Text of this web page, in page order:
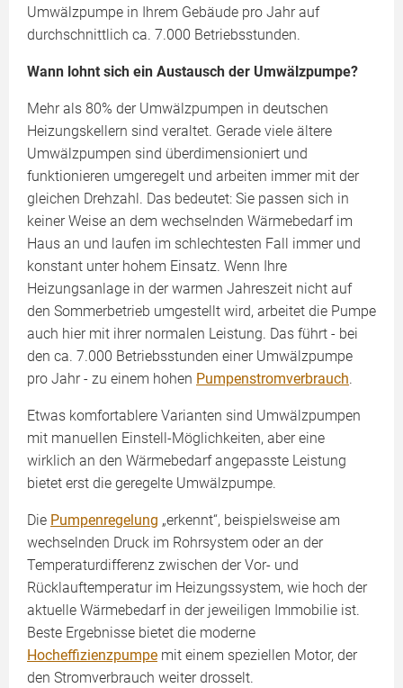
Umwälzpumpe in Ihrem Gebäude pro Jahr auf
durchschnittlich ca. 7.000 Betriebsstunden.
Wann lohnt sich ein Austausch der Umwälzpumpe?
Mehr als 80% der Umwälzpumpen in deutschen
Heizungskellern sind veraltet. Gerade viele ältere
Umwälzpumpen sind überdimensioniert und
funktionieren umgeregelt und arbeiten immer mit der
gleichen Drehzahl. Das bedeutet: Sie passen sich in
keiner Weise an dem wechselnden Wärmebedarf im
Haus an und laufen im schlechtesten Fall immer und
konstant unter hohem Einsatz. Wenn Ihre
Heizungsanlage in der warmen Jahreszeit nicht auf
den Sommerbetrieb umgestellt wird, arbeitet die Pumpe
auch hier mit ihrer normalen Leistung. Das führt - bei
den ca. 7.000 Betriebsstunden einer Umwälzpumpe
pro Jahr - zu einem hohen Pumpenstromverbrauch.
Etwas komfortablere Varianten sind Umwälzpumpen
mit manuellen Einstell-Möglichkeiten, aber eine
wirklich an den Wärmebedarf angepasste Leistung
bietet erst die geregelte Umwälzpumpe.
Die Pumpenregelung „erkennt“, beispielsweise am
wechselnden Druck im Rohrsystem oder an der
Temperaturdifferenz zwischen der Vor- und
Rücklauftemperatur im Heizungssystem, wie hoch der
aktuelle Wärmebedarf in der jeweiligen Immobilie ist.
Beste Ergebnisse bietet die moderne
Hocheffizienzpumpe mit einem speziellen Motor, der
den Stromverbrauch weiter drosselt.